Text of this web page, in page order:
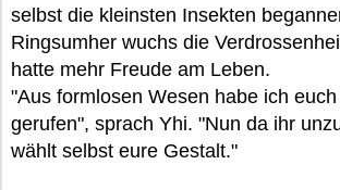
selbst die kleinsten Insekten
Ringsumher wuchs die
hatte mehr Freude am Leben.
"Aus formlosen Wesen habe ich
gerufen", sprach Yhi. "Nun da ihr
wählt selbst eure Gestalt."